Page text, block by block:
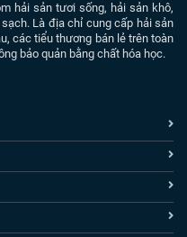
hải sản tươi sống, hải sản khô,
Là địa chỉ cung cấp hải sản
các tiểu thương bán lẻ trên toàn
bảo quản bằng chất hóa học.